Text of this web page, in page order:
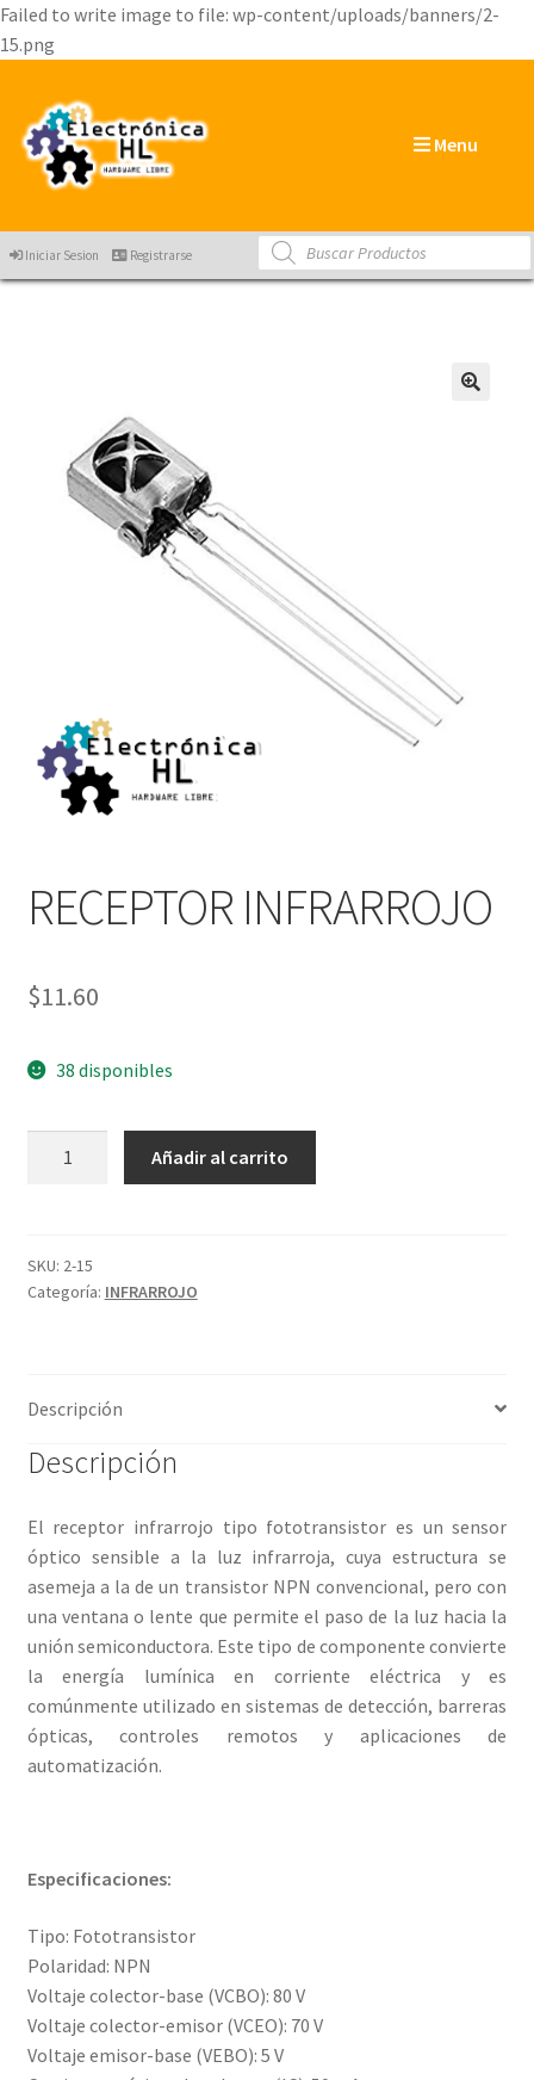
Failed to write image to file: wp-content/uploads/banners/2-
15.png
Menu
Products
search
Iniciar Sesion Registrarse
RECEPTOR INFRARROJO
$11.60
38 disponibles
Añadir al carrito
SKU: 2-15
Categoría: INFRARROJO
Descripción
Descripción
El receptor infrarrojo tipo fototransistor es un sensor
óptico sensible a la luz infrarroja, cuya estructura se
asemeja a la de un transistor NPN convencional, pero con
una ventana o lente que permite el paso de la luz hacia la
unión semiconductora. Este tipo de componente convierte
la energía lumínica en corriente eléctrica y es
comúnmente utilizado en sistemas de detección, barreras
ópticas, controles remotos y aplicaciones de
automatización.
Especificaciones:
Tipo: Fototransistor
Polaridad: NPN
Voltaje colector-base (VCBO): 80 V
Voltaje colector-emisor (VCEO): 70 V
Voltaje emisor-base (VEBO): 5 V